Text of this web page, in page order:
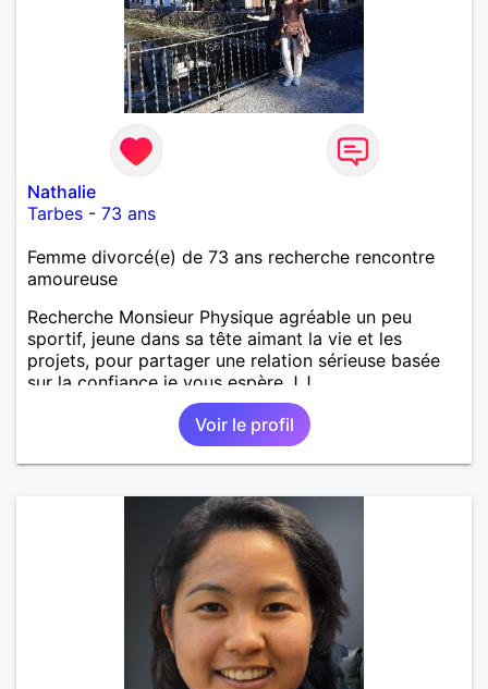
Nathalie
Tarbes - 73 ans
Femme divorcé(e) de 73 ans recherche rencontre
amoureuse
Recherche Monsieur Physique agréable un peu
sportif, jeune dans sa tête aimant la vie et les
projets, pour partager une relation sérieuse basée
sur la confiance je vous espère J.J
Voir le profil